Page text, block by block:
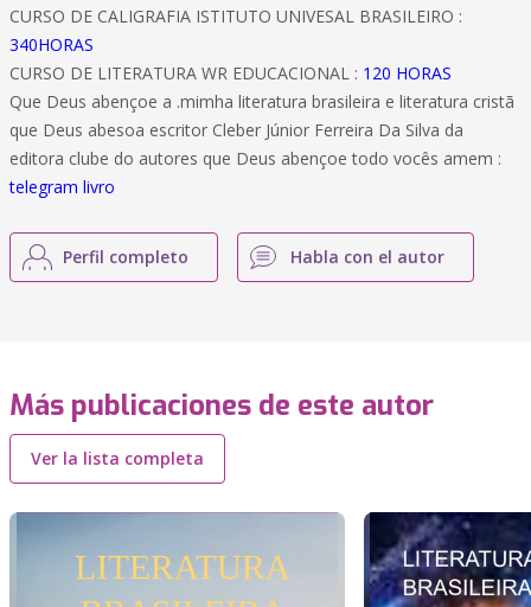
CURSO DE CALIGRAFIA ISTITUTO UNIVESAL BRASILEIRO :
340HORAS
CURSO DE LITERATURA WR EDUCACIONAL : 120 HORAS
Que Deus abençoe a .mimha literatura brasileira e literatura cristã
que Deus abesoa escritor Cleber Júnior Ferreira Da Silva da
editora clube do autores que Deus abençoe todo vocês amem :
telegram livro
Perfil completo Habla con el autor
Más publicaciones de este autor
Ver la lista completa